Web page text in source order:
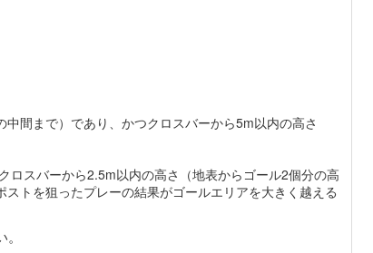
間まで）であり、かつクロスバーから5m以内の高さ
スバーから2.5m以内の高さ（地表からゴール2個分の高
トを狙ったプレーの結果がゴールエリアを大きく越える